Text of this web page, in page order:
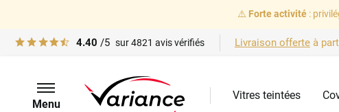
⚠️ Forte activité:
4.40 /5 sur4821 avis vérifiés Livraison offerteà
Menu
Vitres teintées